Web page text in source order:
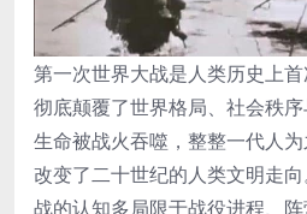
第一次世界大战是人类历史上
彻底颠覆了世界格局、社会秩
生命被战火吞噬，整整一代人
改变了二十世纪的人类文明走
战的认知多局限于战役进程、